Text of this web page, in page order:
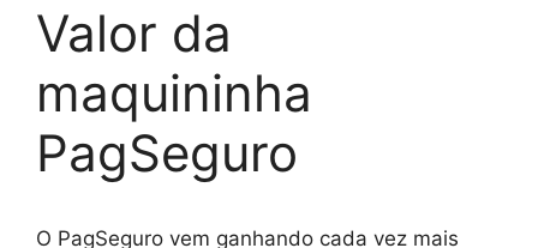
Valor da
maquininha
PagSeguro
O PagSeguro vem ganhando cada vez mais